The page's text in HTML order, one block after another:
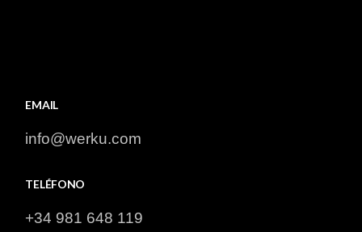
EMAIL
info@werku.com
TELÉFONO
+34 981 648 119